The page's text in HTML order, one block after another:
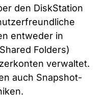
den DiskStation
entweder in
Folders)
verwaltet.
auch Snapshot-